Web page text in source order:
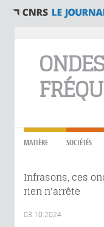
MATIÈRE SOCIÉTÉS
Infrasons, ces
rien n'arrête
03.10.2024